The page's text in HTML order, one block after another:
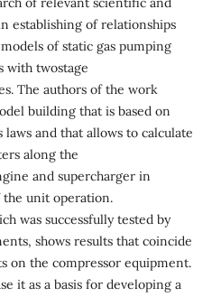
establishing of relationships
of static gas pumping
with twostage
The authors of the work
building that is based on
and that allows to calculate
along the
and supercharger in
unit operation.
was successfully tested by
shows results that coincide
on the compressor equipment.
it as a basis for developing a